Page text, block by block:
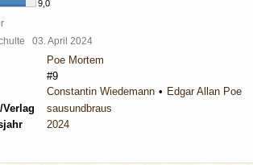
9,0
03. April 2024
Poe Mortem
#9
Constantin Wiedemann
Edgar Allan Poe
sausundbraus
2024